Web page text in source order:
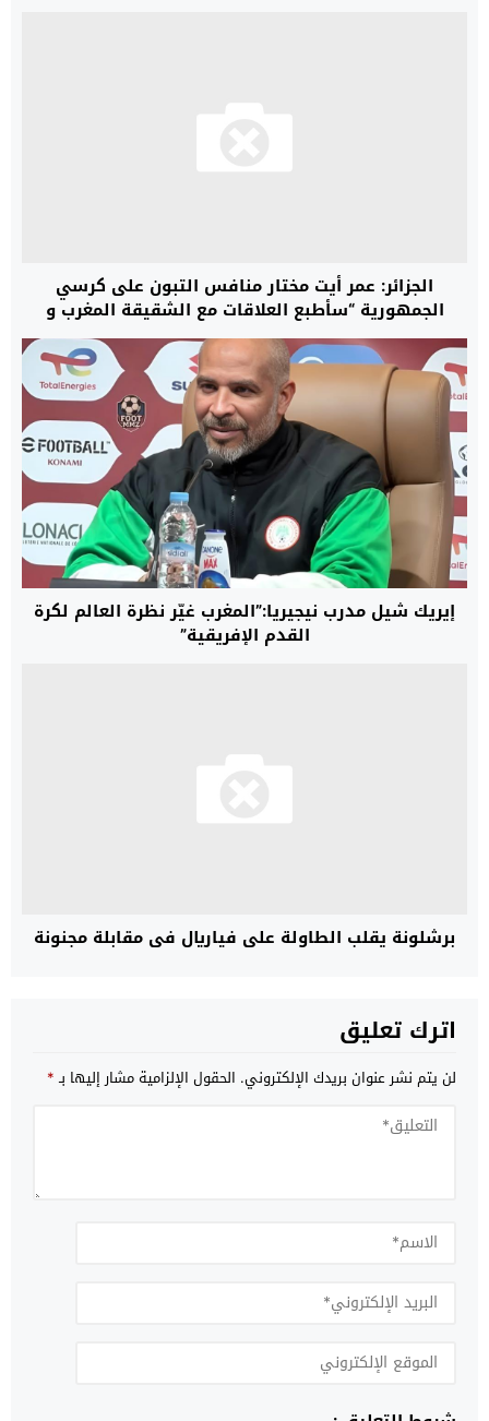
الجزائر: عمر أيت مختار منافس التبون على كرسي
الجمهورية “سأطبع العلاقات مع الشقيقة المغرب و
سأحل موضوع الصحراء بشكل نهائي”
إيريك شيل مدرب نيجيريا:”المغرب غيّر نظرة العالم لكرة
القدم الإفريقية”
برشلونة يقلب الطاولة على فياريال في مقابلة مجنونة
اترك تعليق
لن يتم نشر عنوان بريدك الإلكتروني. الحقول الإلزامية مشار إليها بـ*